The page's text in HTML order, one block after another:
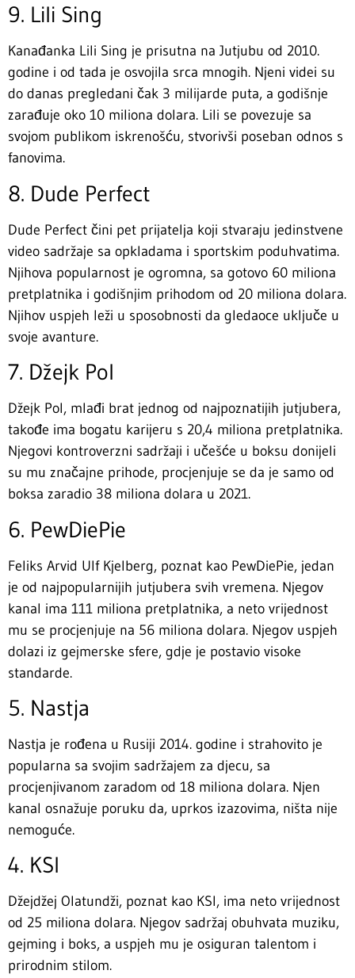
9. Lili Sing
Kanađanka Lili Sing je prisutna na Jutjubu od 2010.
godine i od tada je osvojila srca mnogih. Njeni videi su
do danas pregledani čak 3 milijarde puta, a godišnje
zarađuje oko 10 miliona dolara. Lili se povezuje sa
svojom publikom iskrenošću, stvorivši poseban odnos s
fanovima.
8. Dude Perfect
Dude Perfect čini pet prijatelja koji stvaraju jedinstvene
video sadržaje sa opkladama i sportskim poduhvatima.
Njihova popularnost je ogromna, sa gotovo 60 miliona
pretplatnika i godišnjim prihodom od 20 miliona dolara.
Njihov uspjeh leži u sposobnosti da gledaoce uključe u
svoje avanture.
7. Džejk Pol
Džejk Pol, mlađi brat jednog od najpoznatijih jutjubera,
takođe ima bogatu karijeru s 20,4 miliona pretplatnika.
Njegovi kontroverzni sadržaji i učešće u boksu donijeli
su mu značajne prihode, procjenjuje se da je samo od
boksa zaradio 38 miliona dolara u 2021.
6. PewDiePie
Feliks Arvid Ulf Kjelberg, poznat kao PewDiePie, jedan
je od najpopularnijih jutjubera svih vremena. Njegov
kanal ima 111 miliona pretplatnika, a neto vrijednost
mu se procjenjuje na 56 miliona dolara. Njegov uspjeh
dolazi iz gejmerske sfere, gdje je postavio visoke
standarde.
5. Nastja
Nastja je rođena u Rusiji 2014. godine i strahovito je
popularna sa svojim sadržajem za djecu, sa
procjenjivanom zaradom od 18 miliona dolara. Njen
kanal osnažuje poruku da, uprkos izazovima, ništa nije
nemoguće.
4. KSI
Džejdžej Olatundži, poznat kao KSI, ima neto vrijednost
od 25 miliona dolara. Njegov sadržaj obuhvata muziku,
gejming i boks, a uspjeh mu je osiguran talentom i
prirodnim stilom.